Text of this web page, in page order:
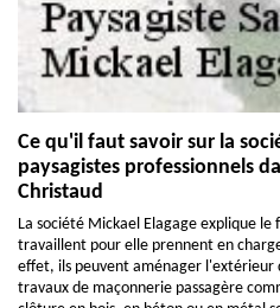
Ce qu'il faut savoir sur la
paysagistes professionnels
Christaud
La société Mickael Elagage explique le
travaillent pour elle prennent en
effet, ils peuvent aménager l'extérieur
travaux de maçonnerie passagère